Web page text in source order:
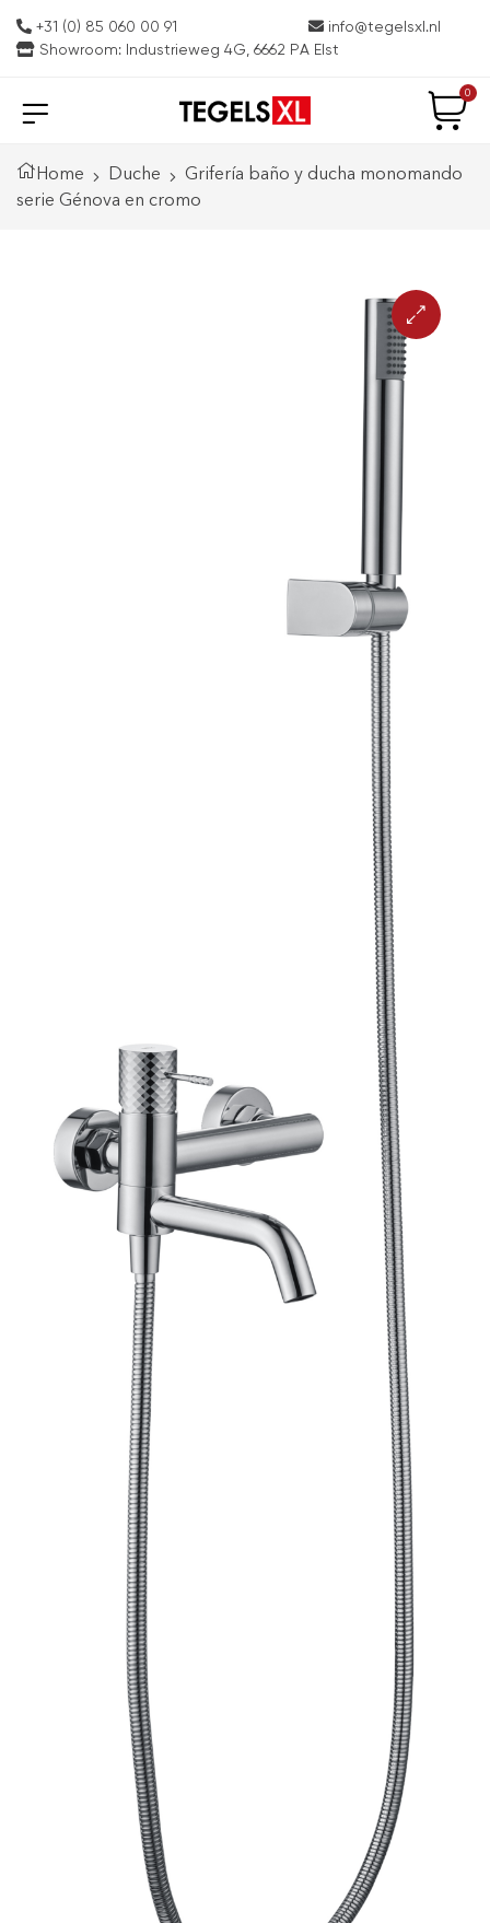
+31 (0) 85 060 00 91
info@tegelsxl.nl
Showroom: Industrieweg 4G, 6662 PA Elst
0
Home Duche
Grifería baño y ducha monomando
serie Génova en cromo